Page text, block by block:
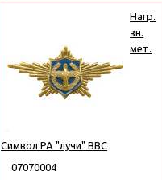
Нагр.
зн.
мет.
Символ РА "лучи" ВВС
07070004